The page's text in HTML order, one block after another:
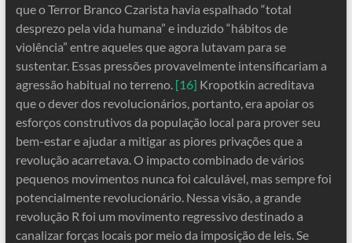
que o Terror Branco Czarista havia espalhado “total
desprezo pela vida humana” e induzido “hábitos de
violência” entre aqueles que agora lutavam para se
sustentar. Essas pressões provavelmente intensificariam a
agressão habitual no terreno. [16] Kropotkin acreditava
que o dever dos revolucionários, portanto, era apoiar os
esforços construtivos da população local para prover seu
bem-estar e ajudar a mitigar as piores privações que a
revolução acarretava. O impacto combinado de vários
pequenos movimentos nunca foi calculável, mas sempre foi
potencialmente revolucionário. Nessa visão, a grande
revolução R foi um movimento regressivo destinado a
canalizar forças locais por meio da imposição de leis. Se